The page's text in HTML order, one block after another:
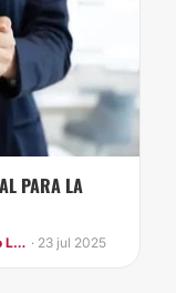
PARA LA
Dr. Jesús Vázquez - Grupo Médico LIFE · 23 jul 2025